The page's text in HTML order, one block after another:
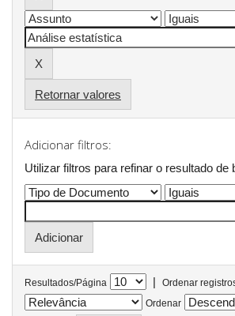
Retornar valores
Adicionar filtros:
Utilizar filtros para refinar o resultado de
Resultados/Página |
Ordenar
Ordenar